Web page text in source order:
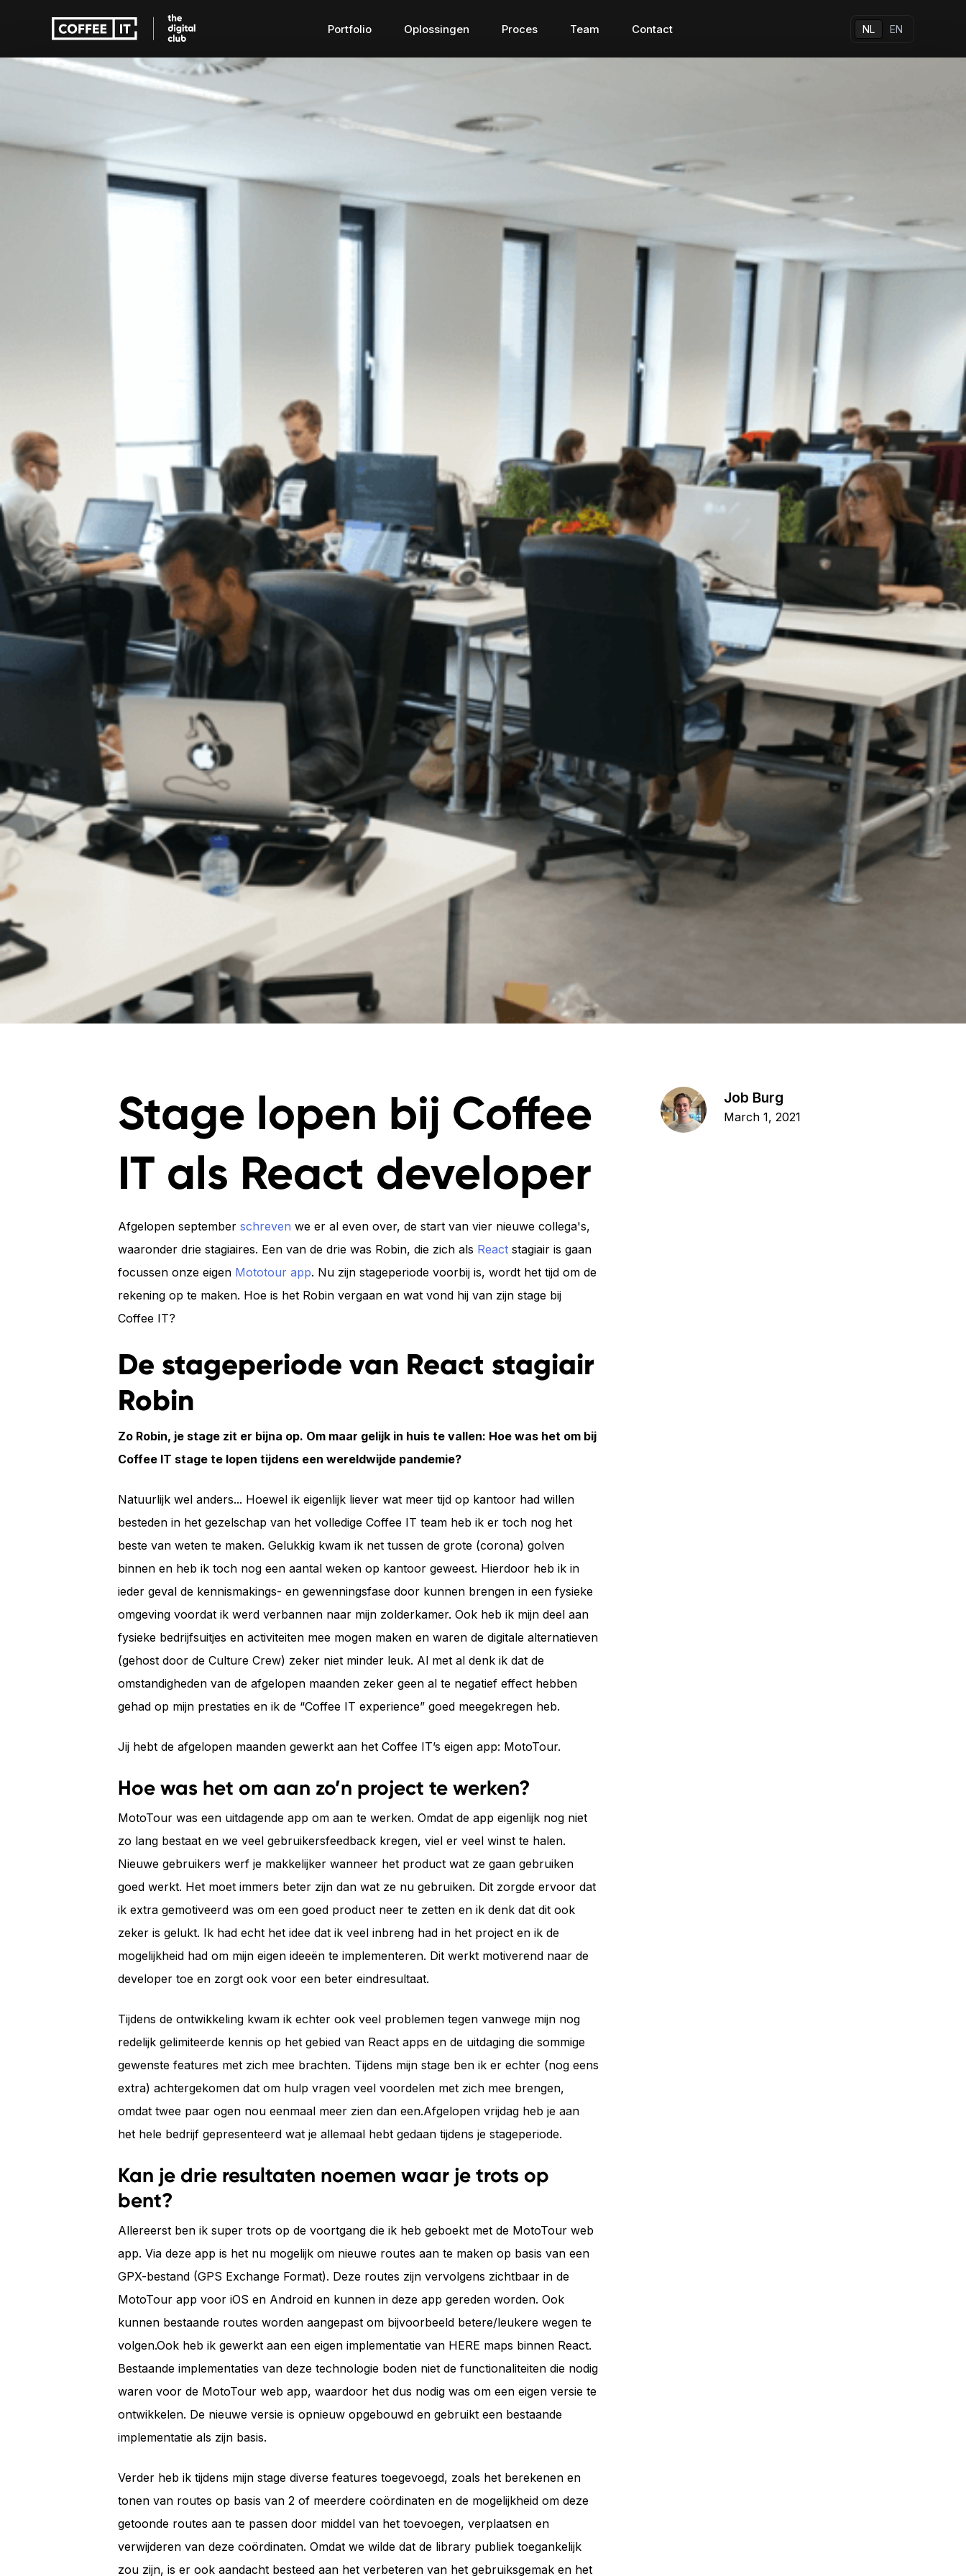
Portfolio Oplossingen Proces Team Contact
Connected apps
Digital Transformation
efficiëntie in je processen.
Native apps
Hybrid apps
Web apps
App design
Ga naar
Testimonials
Vacatures
Bezoek ons kantoor
Vliegend Hertlaan 41
3526 KT Utrecht
Direct contact opnemen
+31 30 737 1093
contact@coffeeit.nl
Alle contactgegevens
Stel direct je vraag door het contactformulier in te
NL EN
Stage lopen bij Coffee
IT als React developer
Afgelopen september schreven we er al even over, de start van vier nieuwe collega's,
waaronder drie stagiaires. Een van de drie was Robin, die zich als React stagiair is gaan
focussen onze eigen Mototour app. Nu zijn stageperiode voorbij is, wordt het tijd om de
rekening op te maken. Hoe is het Robin vergaan en wat vond hij van zijn stage bij
Coffee IT?
De stageperiode van React stagiair
Robin
Zo Robin, je stage zit er bijna op. Om maar gelijk in huis te vallen: Hoe was het om bij
Coffee IT stage te lopen tijdens een wereldwijde pandemie?
Natuurlijk wel anders... Hoewel ik eigenlijk liever wat meer tijd op kantoor had willen
besteden in het gezelschap van het volledige Coffee IT team heb ik er toch nog het
beste van weten te maken. Gelukkig kwam ik net tussen de grote (corona) golven
binnen en heb ik toch nog een aantal weken op kantoor geweest. Hierdoor heb ik in
ieder geval de kennismakings- en gewenningsfase door kunnen brengen in een fysieke
omgeving voordat ik werd verbannen naar mijn zolderkamer. Ook heb ik mijn deel aan
fysieke bedrijfsuitjes en activiteiten mee mogen maken en waren de digitale alternatieven
(gehost door de Culture Crew) zeker niet minder leuk. Al met al denk ik dat de
omstandigheden van de afgelopen maanden zeker geen al te negatief effect hebben
gehad op mijn prestaties en ik de “Coffee IT experience” goed meegekregen heb.
Jij hebt de afgelopen maanden gewerkt aan het Coffee IT’s eigen app: MotoTour.
Hoe was het om aan zo’n project te werken?
MotoTour was een uitdagende app om aan te werken. Omdat de app eigenlijk nog niet
zo lang bestaat en we veel gebruikersfeedback kregen, viel er veel winst te halen.
Nieuwe gebruikers werf je makkelijker wanneer het product wat ze gaan gebruiken
goed werkt. Het moet immers beter zijn dan wat ze nu gebruiken. Dit zorgde ervoor dat
ik extra gemotiveerd was om een goed product neer te zetten en ik denk dat dit ook
zeker is gelukt. Ik had echt het idee dat ik veel inbreng had in het project en ik de
mogelijkheid had om mijn eigen ideeën te implementeren. Dit werkt motiverend naar de
developer toe en zorgt ook voor een beter eindresultaat.
Tijdens de ontwikkeling kwam ik echter ook veel problemen tegen vanwege mijn nog
redelijk gelimiteerde kennis op het gebied van React apps en de uitdaging die sommige
gewenste features met zich mee brachten. Tijdens mijn stage ben ik er echter (nog eens
extra) achtergekomen dat om hulp vragen veel voordelen met zich mee brengen,
omdat twee paar ogen nou eenmaal meer zien dan een.Afgelopen vrijdag heb je aan
het hele bedrijf gepresenteerd wat je allemaal hebt gedaan tijdens je stageperiode.
Kan je drie resultaten noemen waar je trots op
bent?
Allereerst ben ik super trots op de voortgang die ik heb geboekt met de MotoTour web
app. Via deze app is het nu mogelijk om nieuwe routes aan te maken op basis van een
GPX-bestand (GPS Exchange Format). Deze routes zijn vervolgens zichtbaar in de
MotoTour app voor iOS en Android en kunnen in deze app gereden worden. Ook
kunnen bestaande routes worden aangepast om bijvoorbeeld betere/leukere wegen te
volgen.Ook heb ik gewerkt aan een eigen implementatie van HERE maps binnen React.
Bestaande implementaties van deze technologie boden niet de functionaliteiten die nodig
waren voor de MotoTour web app, waardoor het dus nodig was om een eigen versie te
ontwikkelen. De nieuwe versie is opnieuw opgebouwd en gebruikt een bestaande
implementatie als zijn basis.
Verder heb ik tijdens mijn stage diverse features toegevoegd, zoals het berekenen en
tonen van routes op basis van 2 of meerdere coördinaten en de mogelijkheid om deze
getoonde routes aan te passen door middel van het toevoegen, verplaatsen en
verwijderen van deze coördinaten. Omdat we wilde dat de library publiek toegankelijk
zou zijn, is er ook aandacht besteed aan het verbeteren van het gebruiksgemak en het
Job Burg
March 1, 2021